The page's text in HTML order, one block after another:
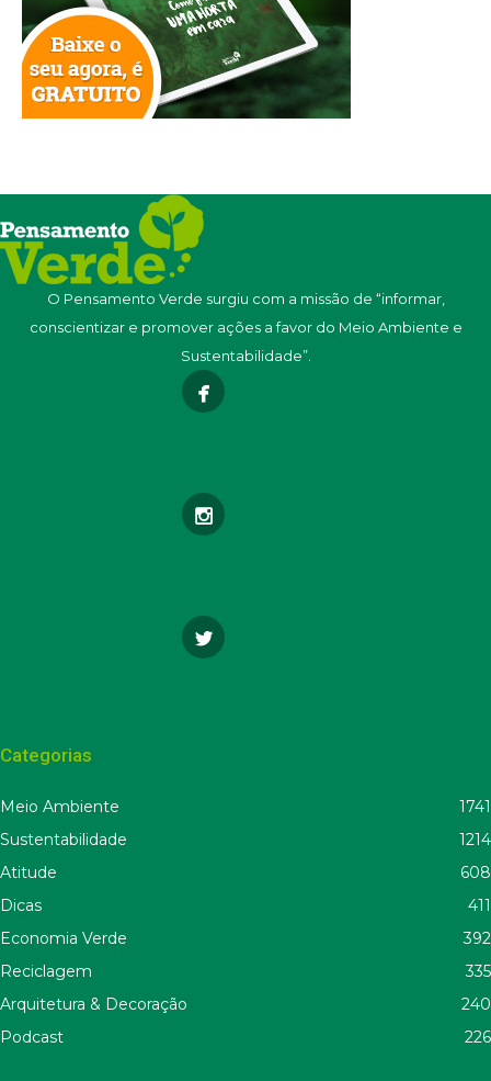
O Pensamento Verde surgiu com a missão de “informar,
conscientizar e promover ações a favor do Meio Ambiente e
Sustentabilidade”.
Categorias
Meio Ambiente
1741
Sustentabilidade
1214
Atitude
608
Dicas
411
Economia Verde
392
Reciclagem
335
Arquitetura & Decoração
240
Podcast
226